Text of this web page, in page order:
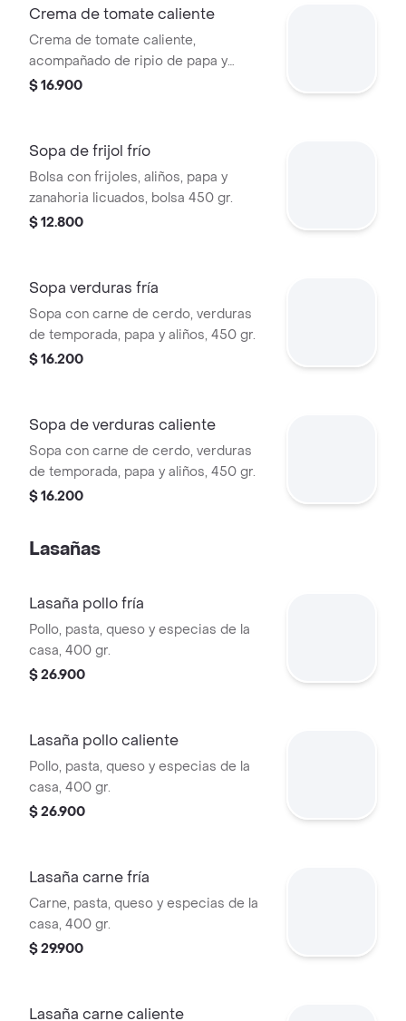
Crema de tomate caliente
Crema de tomate caliente,
acompañado de ripio de papa y
crema de leche 450 gr.
$ 16.900
Sopa de frijol frío
Bolsa con frijoles, aliños, papa y
zanahoria licuados, bolsa 450 gr.
$ 12.800
Sopa verduras fría
Sopa con carne de cerdo, verduras
de temporada, papa y aliños, 450 gr.
$ 16.200
Sopa de verduras caliente
Sopa con carne de cerdo, verduras
de temporada, papa y aliños, 450 gr.
$ 16.200
Lasañas
Lasaña pollo fría
Pollo, pasta, queso y especias de la
casa, 400 gr.
$ 26.900
Lasaña pollo caliente
Pollo, pasta, queso y especias de la
casa, 400 gr.
$ 26.900
Lasaña carne fría
Carne, pasta, queso y especias de la
casa, 400 gr.
$ 29.900
Lasaña carne caliente